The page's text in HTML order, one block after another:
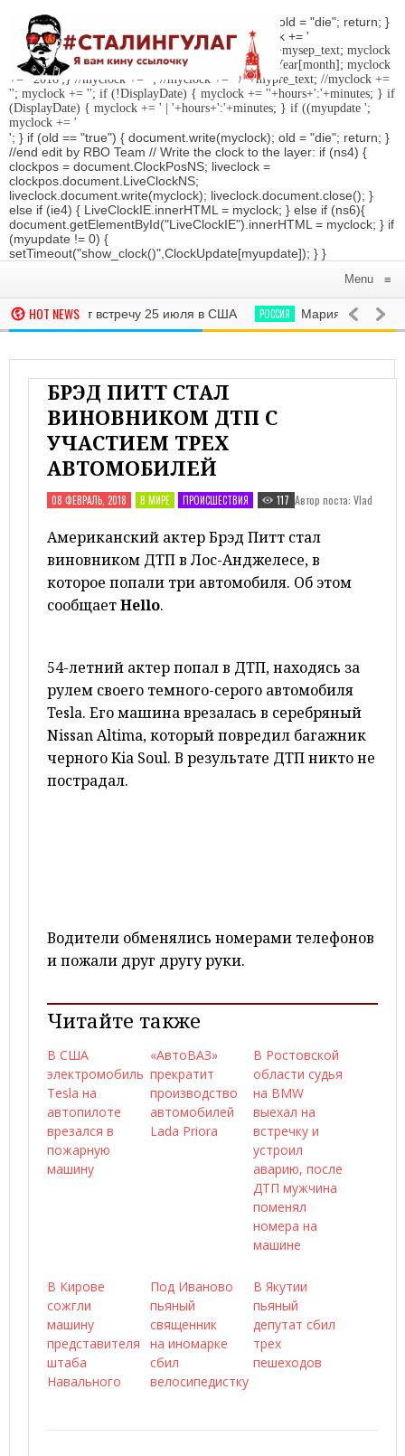
'; } if (old == "true") { document.write(myclock); old = "die"; return; }
//Date-Time if (StyleDate) { myclock = ''; myclock += '
'; if (DisplayDate) { myclock += ' '; //myclock += ' '+mysep_text; myclock
+= DaysOfWeek[day]+', '+mday+mn+' '+MonthsOfYear[month]; myclock
+= ' 2018';} //myclock += '
'; //myclock += ' / '+mypre_text; //myclock +=
''; myclock += ''; if (!DisplayDate) { myclock += ''+hours+':'+minutes; } if
(DisplayDate) { myclock += ' | '+hours+':'+minutes; } if ((myupdate ';
myclock += '
'; } if (old == "true") { document.write(myclock); old = "die"; return; }
//end edit by RBO Team // Write the clock to the layer: if (ns4) {
clockpos = document.ClockPosNS; liveclock =
clockpos.document.LiveClockNS;
liveclock.document.write(myclock); liveclock.document.close(); }
else if (ie4) { LiveClockIE.innerHTML = myclock; } else if (ns6){
document.getElementById("LiveClockIE").innerHTML = myclock; } if
(myupdate != 0) {
setTimeout("show_clock()",ClockUpdate[myupdate]); } }
Menu ≡
HOT NEWS
проведут встречу 25 июля в США РОССИЯ Мария Шарапова
БРЭД ПИТТ СТАЛ
ВИНОВНИКОМ ДТП С
УЧАСТИЕМ ТРЕХ
АВТОМОБИЛЕЙ
08 ФЕВРАЛЬ, 2018 В МИРЕ ПРОИСШЕСТВИЯ 117 Автор поста: Vlad
Американский актер Брэд Питт стал
виновником ДТП в Лос-Анджелесе, в
которое попали три автомобиля. Об этом
сообщаетHello.
54-летний актер попал в ДТП, находясь за
рулем своего темного-серого автомобиля
Tesla. Его машина врезалась в серебряный
Nissan Altimа, который повредил багажник
черного Kia Soul. В результате ДТП никто не
пострадал.
Водители обменялись номерами телефонов
и пожали друг другу руки.
Читайте также
В США
электромобиль
Tesla на
автопилоте
врезался в
пожарную
машину
«АвтоВАЗ»
прекратит
производство
автомобилей
Lada Priora
В Ростовской
области судья
на BMW
выехал на
встречку и
устроил
аварию, после
ДТП мужчина
поменял
номера на
машине
В Кирове
сожгли
машину
представителя
штаба
Навального
Под Иваново
пьяный
священник
на иномарке
сбил
велосипедистку
В Якутии
пьяный
депутат сбил
трех
пешеходов